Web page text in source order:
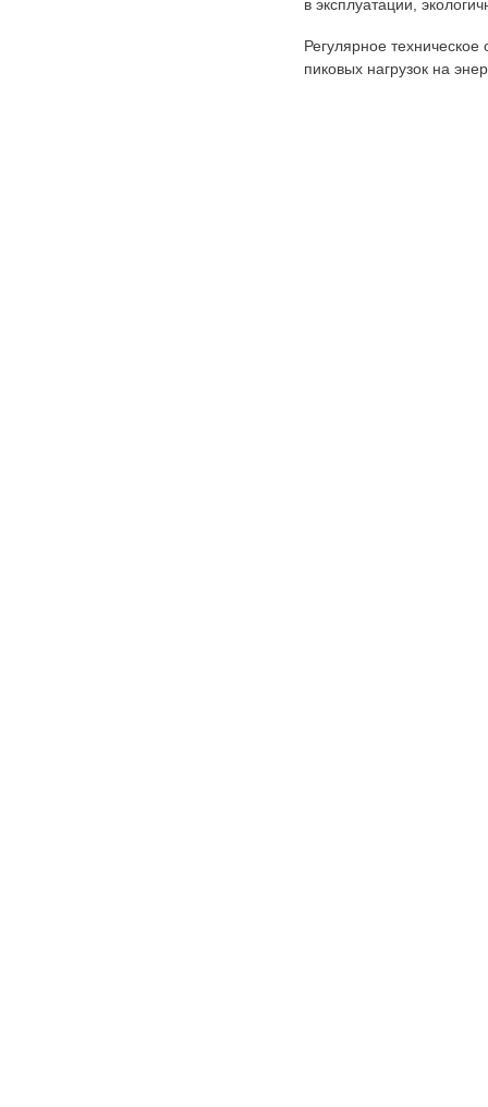
в эксплуатации,
Регулярное
пиковых нагрузок на